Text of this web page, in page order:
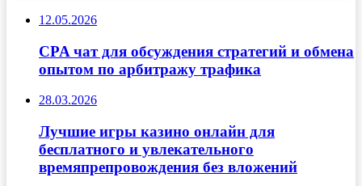
12.05.2026
CPA чат для обсуждения стратегий и обмена
опытом по арбитражу трафика
28.03.2026
Лучшие игры казино онлайн для
бесплатного и увлекательного
времяпрепровождения без вложений